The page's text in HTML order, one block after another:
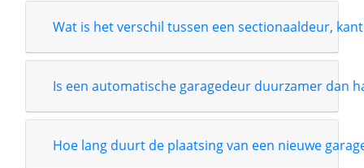
Wat is het verschil tussen een sectionaaldeur,
Is een automatische garagedeur duurzamer dan
Hoe lang duurt de plaatsing van een nieuwe